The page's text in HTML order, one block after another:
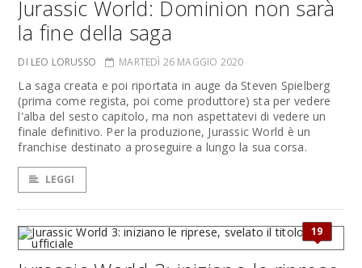
Jurassic World: Dominion non sarà
la fine della saga
DI LEO LORUSSO MARTEDÌ 26 MAGGIO 2020
La saga creata e poi riportata in auge da Steven Spielberg
(prima come regista, poi come produttore) sta per vedere
l'alba del sesto capitolo, ma non aspettatevi di vedere un
finale definitivo. Per la produzione, Jurassic World è un
franchise destinato a proseguire a lungo la sua corsa.
LEGGI
19